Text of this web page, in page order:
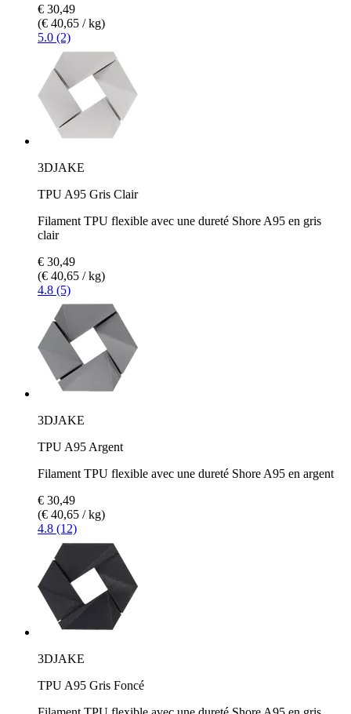
€ 30,49
(€ 40,65 / kg)
5.0 (2)
3DJAKE
TPU A95 Gris Clair
Filament TPU flexible avec une dureté Shore A95 en gris
clair
€ 30,49
(€ 40,65 / kg)
4.8 (5)
3DJAKE
TPU A95 Argent
Filament TPU flexible avec une dureté Shore A95 en argent
€ 30,49
(€ 40,65 / kg)
4.8 (12)
3DJAKE
TPU A95 Gris Foncé